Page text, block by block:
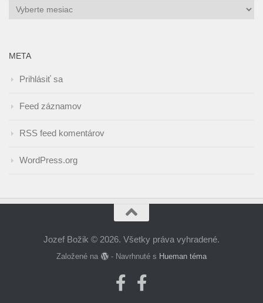
Archív
META
Prihlásiť sa
Feed záznamov
RSS feed komentárov
WordPress.org
Jozef Božik © 2026. Všetky práva vyhradené.
Založené na - Navrhnuté s Hueman téma